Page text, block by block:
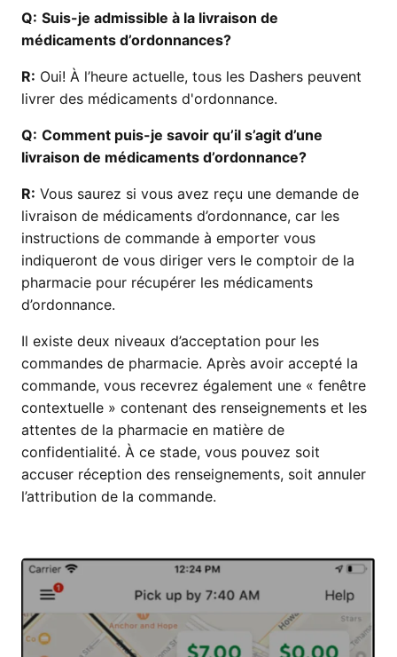
Q: Suis-je admissible à la livraison de
médicaments d’ordonnances?
R: Oui! À l’heure actuelle, tous les Dashers peuvent
livrer des médicaments d'ordonnance.
Q: Comment puis-je savoir qu’il s’agit d’une
livraison de médicaments d’ordonnance?
R: Vous saurez si vous avez reçu une demande de
livraison de médicaments d’ordonnance, car les
instructions de commande à emporter vous
indiqueront de vous diriger vers le comptoir de la
pharmacie pour récupérer les médicaments
d’ordonnance.
Il existe deux niveaux d’acceptation pour les
commandes de pharmacie. Après avoir accepté la
commande, vous recevrez également une « fenêtre
contextuelle » contenant des renseignements et les
attentes de la pharmacie en matière de
confidentialité. À ce stade, vous pouvez soit
accuser réception des renseignements, soit annuler
l’attribution de la commande.